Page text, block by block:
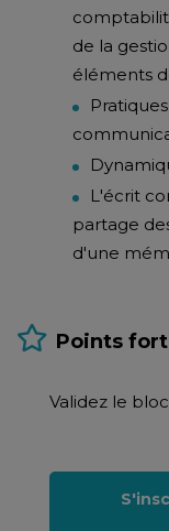
de la
éléments
L'écrit
partage
d'une
Points
Validez le